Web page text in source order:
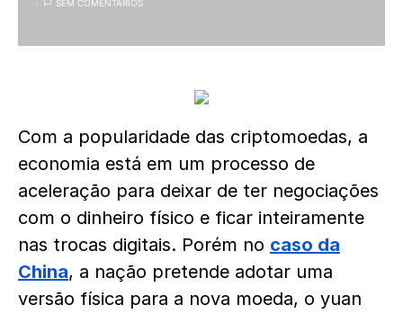
SEM COMENTÁRIOS
Com a popularidade das criptomoedas, a
economia está em um processo de
aceleração para deixar de ter negociações
com o dinheiro físico e ficar inteiramente
nas trocas digitais. Porém no caso da
China, a nação pretende adotar uma
versão física para a nova moeda, o yuan